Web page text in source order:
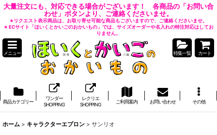
大量注文にも、対応できる場合がございます！ 各商品の「お問い合
わせ」ボタンより、ご連絡くださいませ。
※リクエスト表示商品は、お取り寄せ可能な商品もございますので、ご連絡くださいませ。
※ ECサイト「ほいくとかいごのおかいもの」では、サイズオーダーや名入れの特注対応はしてお
りません。
メニュー 特集一覧 カート
商品カテゴリー
ワンダー
SHOPPING
レクリエ
SHOPPING
ご利用案内 お問い合わせ その他
ホーム > キャラクターエプロン > サンリオ